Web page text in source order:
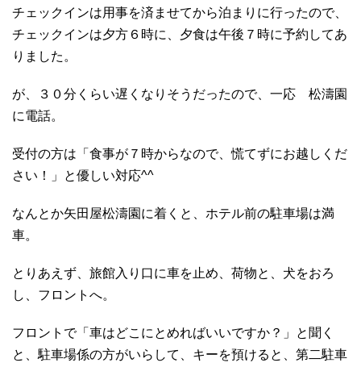
チェックインは用事を済ませてから泊まりに行ったので、
チェックインは夕方６時に、夕食は午後７時に予約してあ
りました。
が、３０分くらい遅くなりそうだったので、一応 松濤園
に電話。
受付の方は「食事が７時からなので、慌てずにお越しくだ
さい！」と優しい対応^^
なんとか矢田屋松濤園に着くと、ホテル前の駐車場は満
車。
とりあえず、旅館入り口に車を止め、荷物と、犬をおろ
し、フロントへ。
フロントで「車はどこにとめればいいですか？」と聞く
と、駐車場係の方がいらして、キーを預けると、第二駐車